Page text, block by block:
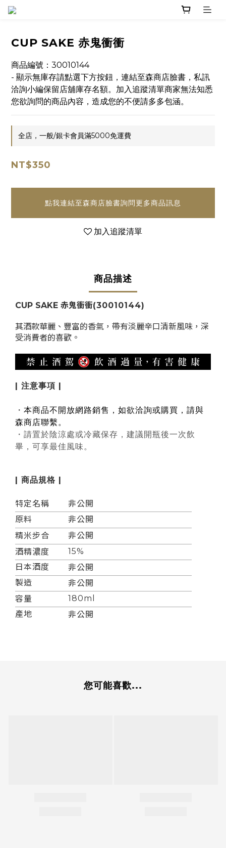
CUP SAKE 赤鬼衝衝
商品編號：30010144
- 顯示無庫存請點選下方按鈕，連結至森商店臉書，私訊
洽詢小編保留店舖庫存名額。加入追蹤清單商家無法知悉
您欲詢問的商品內容，造成您的不便請多多包涵。
全店，一般/銀卡會員滿5000免運費
NT$350
點我連結至森商店臉書詢問更多商品訊息
加入追蹤清單
商品描述
CUP SAKE 赤鬼衝衝(30010144)
其酒款華麗、豐富的香氣 ，帶有淡麗辛口清新風味，深
受消費者的喜歡。
| 注意事項 |
・ 本商品不開放網路銷售，如欲洽詢或購買，請與
森商店聯繫。
・請置於陰涼處或冷藏保存，建議開瓶後一次飲
畢，可享最佳風味。
| 商品規格 |
特定名稱
非公開
原料
非公開
精米步合
非公開
酒精濃度
15%
日本酒度
非公開
製造
非公開
容量
180ml
產地
非公開
您可能喜歡...